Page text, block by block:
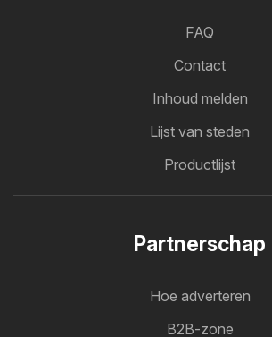
FAQ
Contact
Inhoud melden
Lijst van steden
Productlijst
Partnerschap
Hoe adverteren
B2B-zone